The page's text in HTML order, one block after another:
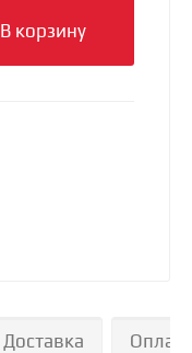
В корзину
Доставка Оплата